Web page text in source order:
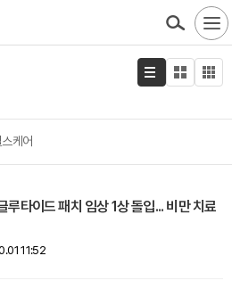
케어
루타이드 패치 임상 1상 돌입... 비만 치료
11:52